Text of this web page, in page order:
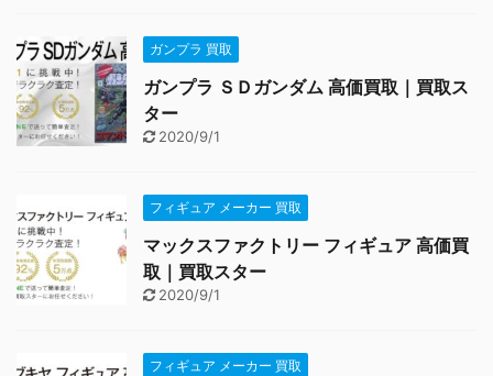
ガンプラ 買取
ガンプラ ＳＤガンダム 高価買取｜買取ス
ター
2020/9/1
フィギュア メーカー 買取
マックスファクトリー フィギュア 高価買
取｜買取スター
2020/9/1
フィギュア メーカー 買取